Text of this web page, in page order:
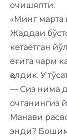
очишяпти.
«Минг марта
Жаддаи
кетаётган
ёғига чарм
қолдик. У
— Сиз нима
очганингиз
Манави
энди?